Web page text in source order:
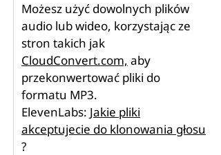
Możesz użyć dowolnych plików
audio lub wideo, korzystając ze
stron takich jak
CloudConvert.com, aby
przekonwertować pliki do
formatu MP3.
ElevenLabs: Jakie pliki
akceptujecie do klonowania głosu
?